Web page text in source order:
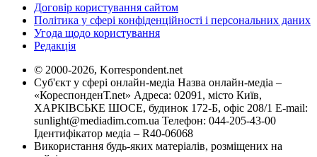
Договір користування сайтом
Політика у сфері конфіденційності і персональних даних
Угода щодо користування
Редакція
© 2000-2026, Korrespondent.net
Суб'єкт у сфері онлайн-медіа Назва онлайн-медіа –
«КореспонденТ.net» Адреса: 02091, місто Київ,
ХАРКІВСЬКЕ ШОСЕ, будинок 172-Б, офіс 208/1 E-mail:
sunlight@mediadim.com.ua Телефон: 044-205-43-00
Ідентифікатор медіа – R40-06068
Використання будь-яких матеріалів, розміщених на